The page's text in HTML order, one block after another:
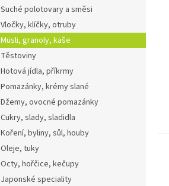
Suché polotovary a směsi
Vločky, klíčky, otruby
Müsli, granoly, kaše
Těstoviny
Hotová jídla, příkrmy
Pomazánky, krémy slané
Džemy, ovocné pomazánky
Cukry, slady, sladidla
Koření, byliny, sůl, houby
Oleje, tuky
Octy, hořčice, kečupy
Japonské speciality